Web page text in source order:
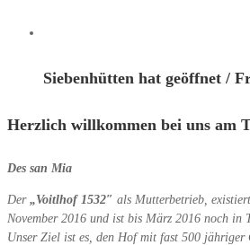
Siebenhütten hat geöffnet /
Herzlich willkommen bei uns am
Des san Mia
Der „Voitlhof 1532″ als Mutterbetrieb,
November 2016 und ist bis März 2016 noch in
Unser Ziel ist es, den Hof mit fast 500 jähriger